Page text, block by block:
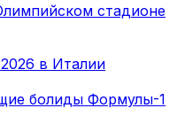
стадионе
в Италии
болиды Формулы-1